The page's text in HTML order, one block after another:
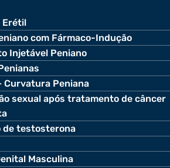
Erétil
com Fármaco-Indução
Injetável Peniano
Curvatura Peniana
sexual após tratamento de câncer
de testosterona
Masculina